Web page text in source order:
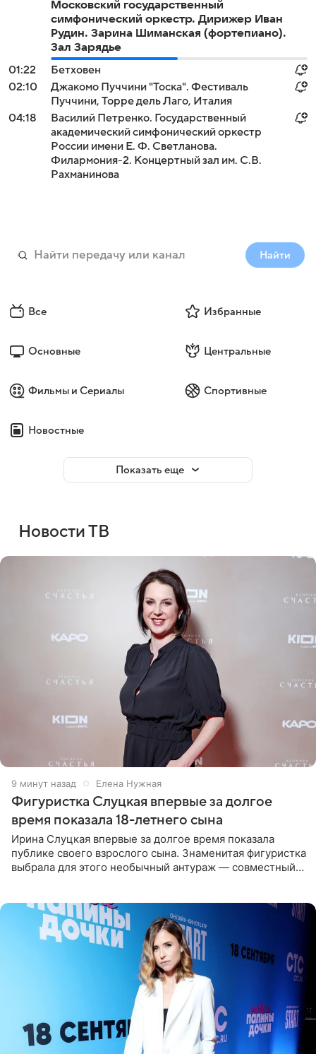
Московский государственный
симфонический оркестр. Дирижер Иван
Рудин. Зарина Шиманская (фортепиано).
Зал Зарядье
01:22
Бетховен
02:10
Джакомо Пуччини "Тоска". Фестиваль
Пуччини, Торре дель Лаго, Италия
04:18
Василий Петренко. Государственный
академический симфонический оркестр
России имени Е. Ф. Светланова.
Филармония-2. Концертный зал им. С.В.
Рахманинова
Найти
Все Избранные
Основные Центральные
Фильмы и Сериалы Спортивные
Новостные
Показать еще
Новости ТВ
10 минут назад Елена Нужная
Фигуристка Слуцкая впервые за долгое
время показала 18-летнего сына
Ирина Слуцкая впервые за долгое время показала
публике своего взрослого сына. Знаменитая фигуристка
выбрала для этого необычный антураж — совместный